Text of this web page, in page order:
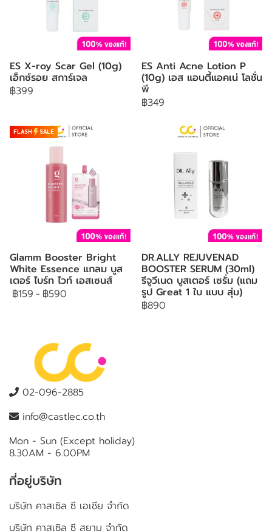
ES X-roy Scar Gel (10g)
เอ็กซ์รอย สการ์เจล
฿399
ES Anti Acne Lotion P
(10g) เอส แอนตี้แอคเน่ โลชั่น
พี
฿349
FLASH SALE
Glamm Booster Bright
White Essence แกลม บูส
เตอร์ ไบร์ท ไวท์ เอสเซนส์
฿159 - ฿590
DR.ALLY REJUVENAD
BOOSTER SERUM (30ml)
รีจูวีเนด บูสเตอร์ เซรั่ม (แถม
รูป Great 1 ใบ แบบ สุ่ม)
฿890
02-096-2885
info@castlec.co.th
Mon - Sun (Except holiday)
8.30AM - 6.00PM
ที่อยู่บริษัท
บริษัท คาสเซิล ซี เอเชีย จำกัด
บริษัท คาสเซิล ซี สยาม จำกัด